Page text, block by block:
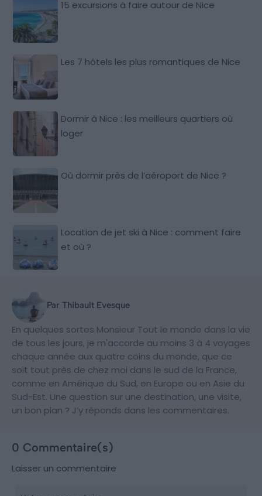
15 excursions à faire autour de Nice
Les 7 hôtels les plus romantiques de Nice
Dormir à Nice : les meilleurs quartiers où
loger
Où dormir près de l’aéroport de Nice ?
Location de jet ski à Nice : comment faire
et où ?
Par Thibault Evesque
En quelques sortes Monsieur Tout le monde dans la vie
de tous les jours, je m'accorde au moins 3 à 4 voyages
chaque année aux quatre coins du monde, que ce
soit tout près de chez moi dans le sud de la France,
comme en Amérique du Sud, en Europe ou en Asie du
Sud-Est. Une question sur une destination, une visite,
un bon plan ? J’y réponds dans les commentaires.
0 Commentaire(s)
Laisser un commentaire